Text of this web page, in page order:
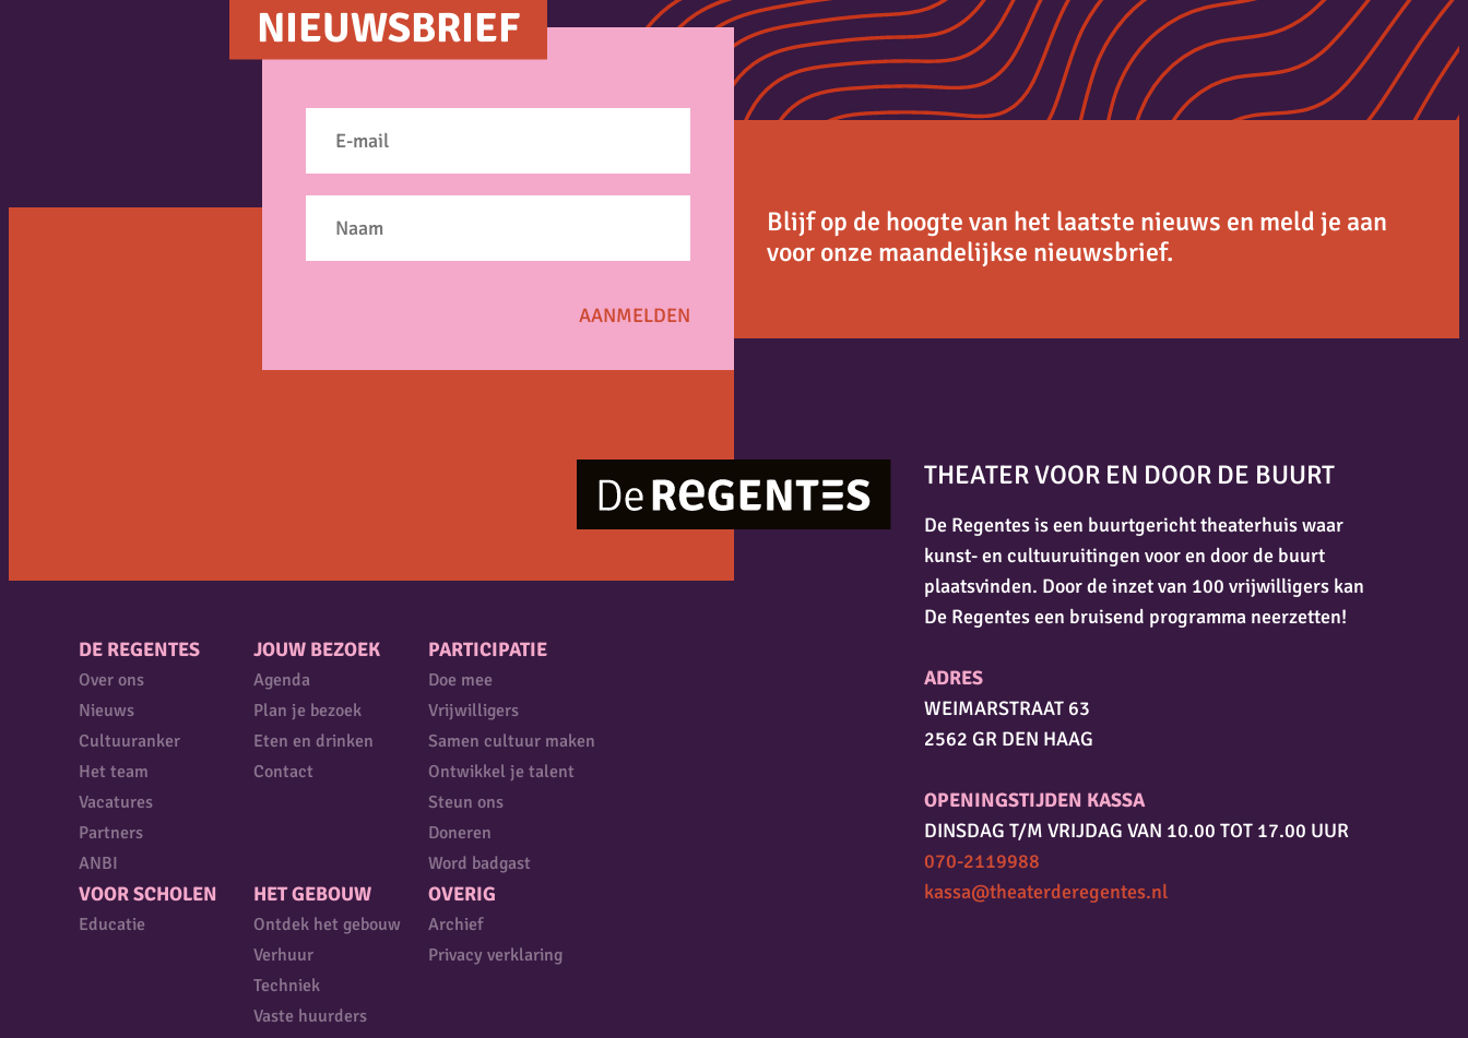
NIEUWSBRIEF
Blijf op de hoogte van het laatste nieuws en meld je aan
voor onze maandelijkse nieuwsbrief.
DE REGENTES
Over ons
Nieuws
Cultuuranker
Het team
Vacatures
Partners
ANBI
JOUW BEZOEK
Agenda
Plan je bezoek
Eten en drinken
Contact
PARTICIPATIE
Doe mee
Vrijwilligers
Samen cultuur maken
Ontwikkel je talent
Steun ons
Doneren
Word badgast
VOOR SCHOLEN
Educatie
HET GEBOUW
Ontdek het gebouw
Verhuur
Techniek
Vaste huurders
OVERIG
Archief
Privacy verklaring
THEATER VOOR EN DOOR DE BUURT
De Regentes is een buurtgericht theaterhuis waar
kunst- en cultuuruitingen voor en door de buurt
plaatsvinden. Door de inzet van 100 vrijwilligers kan
De Regentes een bruisend programma neerzetten!
ADRES
WEIMARSTRAAT 63
2562 GR DEN HAAG
OPENINGSTIJDEN KASSA
DINSDAG T/M VRIJDAG VAN 10.00 TOT 17.00 UUR
070-2119988
kassa@theaterderegentes.nl